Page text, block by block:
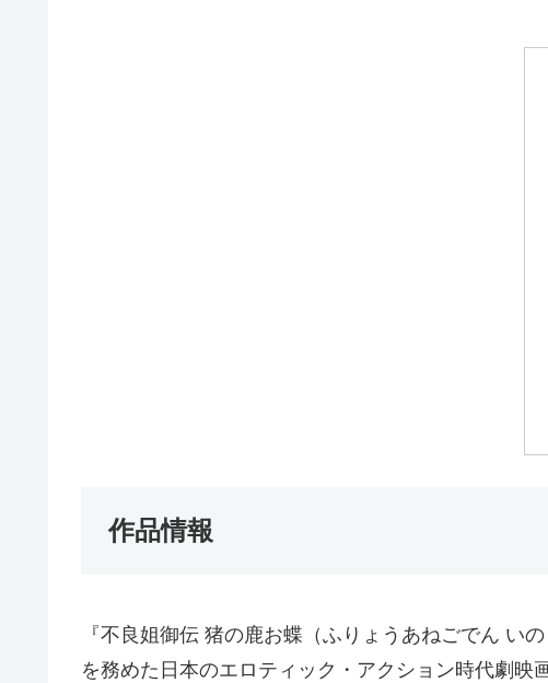
作品情報
『不良姐御伝 猪の鹿お蝶（ふりょうあねごでん い
を務めた日本のエロティック・アクション時代劇